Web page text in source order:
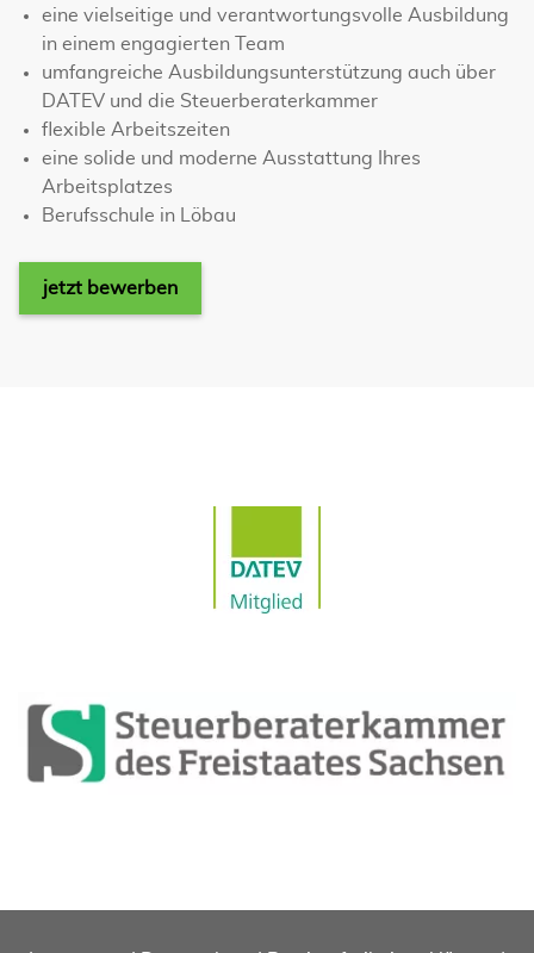
eine vielseitige und verantwortungsvolle Ausbildung
in einem engagierten Team
umfangreiche Ausbildungsunterstützung auch über
DATEV und die Steuerberaterkammer
flexible Arbeitszeiten
eine solide und moderne Ausstattung Ihres
Arbeitsplatzes
Berufsschule in Löbau
jetzt bewerben